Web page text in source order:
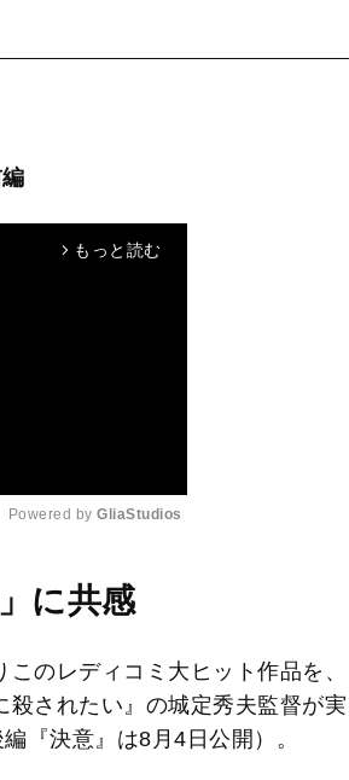
arrow_forward_ios もっと読む
M
u
e
Powered by GliaStudios
に共感
のレディコミ大ヒット作品を、
殺されたい』の城定秀夫監督が実
『決意』は8月4日公開）。